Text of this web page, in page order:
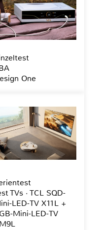
One
TVs · TCL SQD-
LED-TV X11L +
Mini-LED-TV